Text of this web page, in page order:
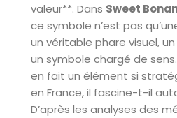
valeur**. Dans Sweet
ce symbole n’est pas
un véritable phare visuel,
un symbole chargé de
en fait un élément si
en France, il fascine-t-il
D’après les analyses des